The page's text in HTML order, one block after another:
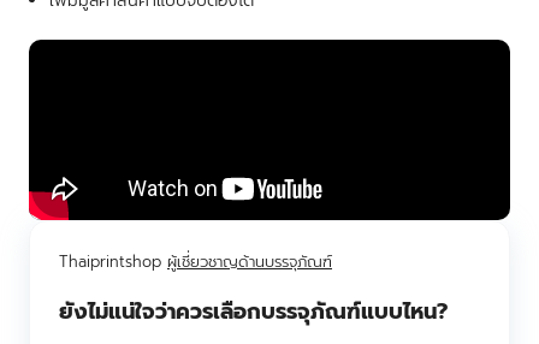
Thaiprintshop ผู้เชี่ยวชาญด้านบรรจุภัณฑ์
ยังไม่แน่ใจว่าควรเลือกบรรจุภัณฑ์แบบไหน?